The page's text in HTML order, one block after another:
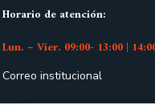
Horario de atención:
Lun. – Vier. 09:00- 13:00 |
Correo institucional